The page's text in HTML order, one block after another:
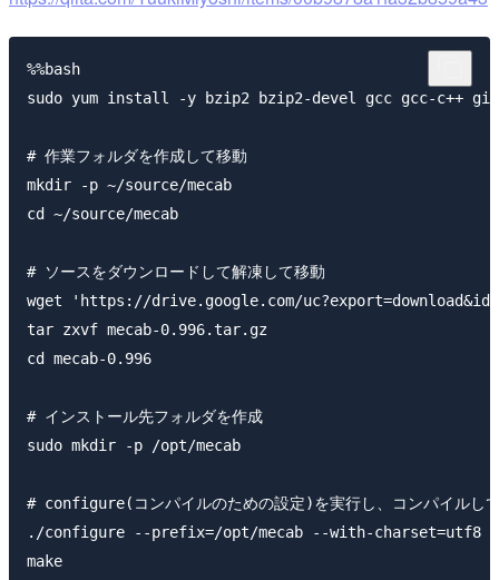
%%bash
sudo yum install -y bzip2 bzip2-devel gcc gcc-c++
# 作業フォルダを作成して移動
mkdir -p ~/source/mecab
cd ~/source/mecab
# ソースをダウンロードして解凍して移動
wget 'https://drive.google.com/
tar zxvf mecab-0.996.tar.gz
cd mecab-0.996
# インストール先フォルダを作成
sudo mkdir -p /opt/mecab
# configure(コンパイルのための設定)を実行し、コンパイルし
./configure --prefix=/opt/mecab --with-charset=utf8
make